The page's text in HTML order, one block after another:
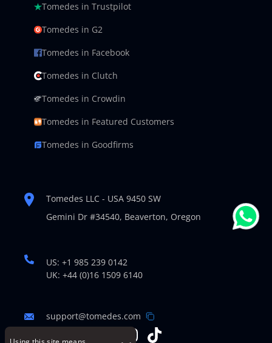
Tomedes in Trustpilot
Tomedes in G2
Tomedes in Facebook
Tomedes in Clutch
Tomedes in Crowdin
Tomedes in Featured Customers
Tomedes in Goodfirms
Tomedes LLC - USA 9450 SW
Gemini Dr #34540, Beaverton, Oregon
US: +1 985 239 0142
UK: +44 (0)16 1509 6140
support@tomedes.com